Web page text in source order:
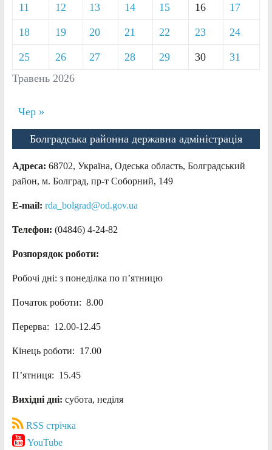
Травень 2026
11 12 13 14 15 16 17
18 19 20 21 22 23 24
25 26 27 28 29 30 31
Чер »
Болградська районна державна адміністрація
Адреса: 68702, Україна, Одеська область, Болградський
район, м. Болград, пр-т Соборний, 149
E-mail: rda_bolgrad@od.gov.ua
Телефон: (04846) 4-24-82
Розпорядок роботи:
Робочі дні: з понеділка по п’ятницю
Початок роботи: 8.00
Перерва: 12.00-12.45
Кінець роботи: 17.00
П’ятниця: 15.45
Вихідні дні: субота, неділя
RSS стрічка
YouTube